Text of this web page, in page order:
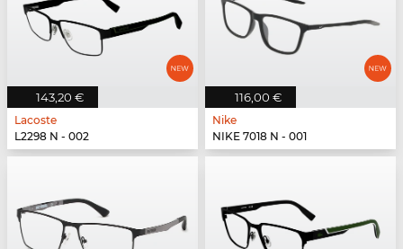
143,20 €
Lacoste
L2298 N - 002
116,00 €
Nike
NIKE 7018 N - 001